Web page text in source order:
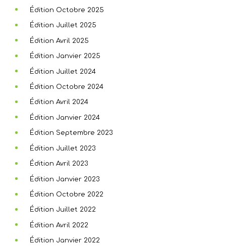
Édition Octobre 2025
Édition Juillet 2025
Édition Avril 2025
Édition Janvier 2025
Édition Juillet 2024
Édition Octobre 2024
Édition Avril 2024
Édition Janvier 2024
Édition Septembre 2023
Édition Juillet 2023
Édition Avril 2023
Édition Janvier 2023
Édition Octobre 2022
Édition Juillet 2022
Édition Avril 2022
Édition Janvier 2022